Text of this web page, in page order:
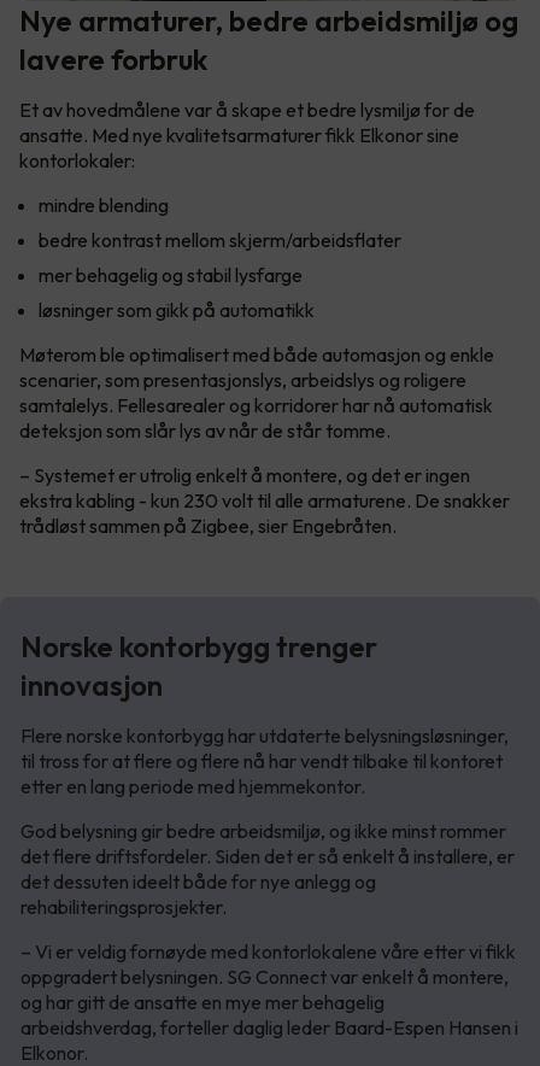
Nye armaturer, bedre arbeidsmiljø og
lavere forbruk
Et av hovedmålene var å skape et bedre lysmiljø for de
ansatte. Med nye kvalitetsarmaturer fikk Elkonor sine
kontorlokaler:
mindre blending
bedre kontrast mellom skjerm/arbeidsflater
mer behagelig og stabil lysfarge
løsninger som gikk på automatikk
Møterom ble optimalisert med både automasjon og enkle
scenarier, som presentasjonslys, arbeidslys og roligere
samtalelys. Fellesarealer og korridorer har nå automatisk
deteksjon som slår lys av når de står tomme.
– Systemet er utrolig enkelt å montere, og det er ingen
ekstra kabling - kun 230 volt til alle armaturene. De snakker
trådløst sammen på Zigbee, sier Engebråten.
Norske kontorbygg trenger
innovasjon
Flere norske kontorbygg har utdaterte belysningsløsninger,
til tross for at flere og flere nå har vendt tilbake til kontoret
etter en lang periode med hjemmekontor.
God belysning gir bedre arbeidsmiljø, og ikke minst rommer
det flere driftsfordeler. Siden det er så enkelt å installere, er
det dessuten ideelt både for nye anlegg og
rehabiliteringsprosjekter.
– Vi er veldig fornøyde med kontorlokalene våre etter vi fikk
oppgradert belysningen. SG Connect var enkelt å montere,
og har gitt de ansatte en mye mer behagelig
arbeidshverdag, forteller daglig leder Baard-Espen Hansen i
Elkonor.